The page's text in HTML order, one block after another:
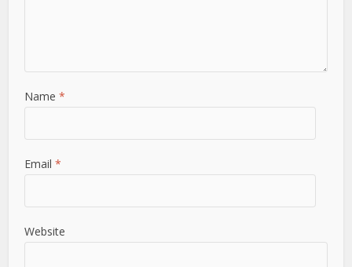
Name*
Email*
Website